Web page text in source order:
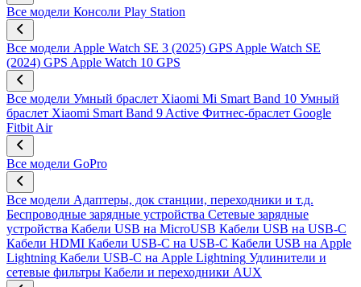
Все модели Консоли Play Station
Все модели Apple Watch SE 3 (2025) GPS Apple Watch SE
(2024) GPS Apple Watch 10 GPS
Все модели Умный браслет Xiaomi Mi Smart Band 10 Умный
браслет Xiaomi Smart Band 9 Active Фитнес-браслет Google
Fitbit Air
Все модели GoPro
Все модели Адаптеры, док станции, переходники и т.д.
Беспроводные зарядные устройства Сетевые зарядные
устройства Кабели USB на MicroUSB Кабели USB на USB-C
Кабели HDMI Кабели USB-C на USB-C Кабели USB на Apple
Lightning Кабели USB-C на Apple Lightning Удлинители и
сетевые фильтры Кабели и переходники AUX